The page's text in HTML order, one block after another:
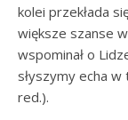
kolei przekłada
większe szanse
wspominał o
słyszymy echa
red.).